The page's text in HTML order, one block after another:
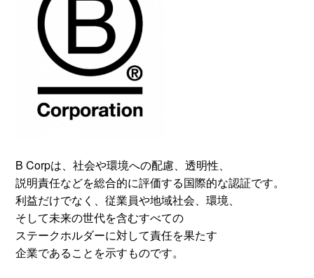
B Corpは、社会や環境への配慮、透明性、
説明責任などを総合的に評価する国際的な認証です。
利益だけでなく、従業員や地域社会、環境、
そして未来の世代を含むすべての
ステークホルダーに対して責任を果たす
企業であることを示すものです。